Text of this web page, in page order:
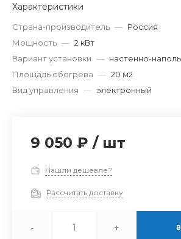
Характеристики
Страна-производитель — Россия
Мощность — 2 кВт
Вариант установки — настенно-
Площадь обогрева — 20 м2
Вид управления — электронный
9 050 ₽ / шт
Нашли дешевле?
Рассчитать доставку
- +